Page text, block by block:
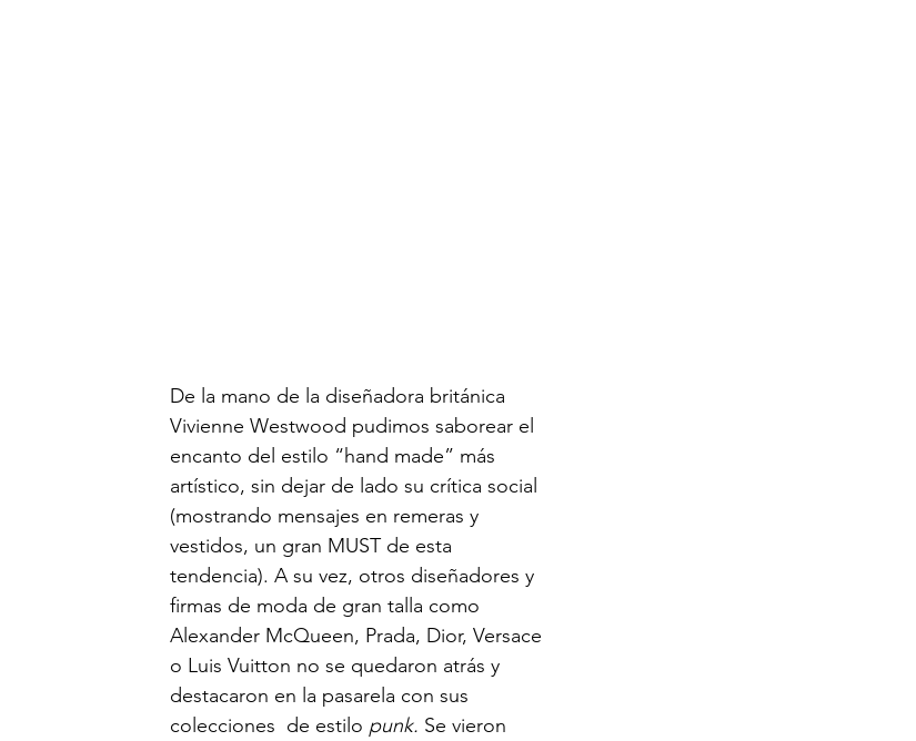
De la mano de la diseñadora británica
Vivienne Westwood pudimos saborear el
encanto del estilo “hand made” más
artístico, sin dejar de lado su crítica social
(mostrando mensajes en remeras y
vestidos, un gran MUST de esta
tendencia). A su vez, otros diseñadores y
firmas de moda de gran talla como
Alexander McQueen, Prada, Dior, Versace
o Luis Vuitton no se quedaron atrás y
destacaron en la pasarela con sus
colecciones  de estilo punk. Se vieron